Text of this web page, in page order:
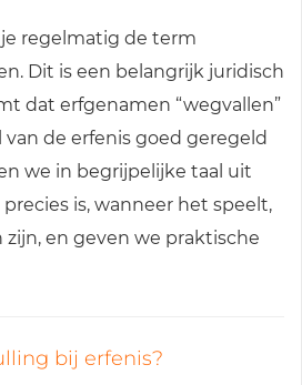
regelmatig de term
Dit is een belangrijk juridisch
dat erfgenamen “wegvallen”
de erfenis goed geregeld
we in begrijpelijke taal uit
is, wanneer het speelt,
en geven we praktische
bij erfenis?